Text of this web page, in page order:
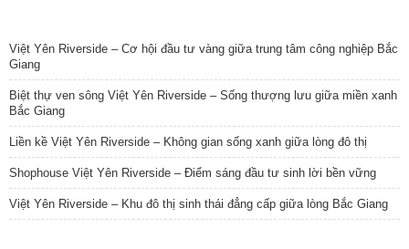
Việt Yên Riverside – Cơ hội đầu tư vàng giữa trung tâm công nghiệp Bắc
Giang
Biệt thự ven sông Việt Yên Riverside – Sống thượng lưu giữa miền xanh
Bắc Giang
Liền kề Việt Yên Riverside – Không gian sống xanh giữa lòng đô thị
Shophouse Việt Yên Riverside – Điểm sáng đầu tư sinh lời bền vững
Việt Yên Riverside – Khu đô thị sinh thái đẳng cấp giữa lòng Bắc Giang